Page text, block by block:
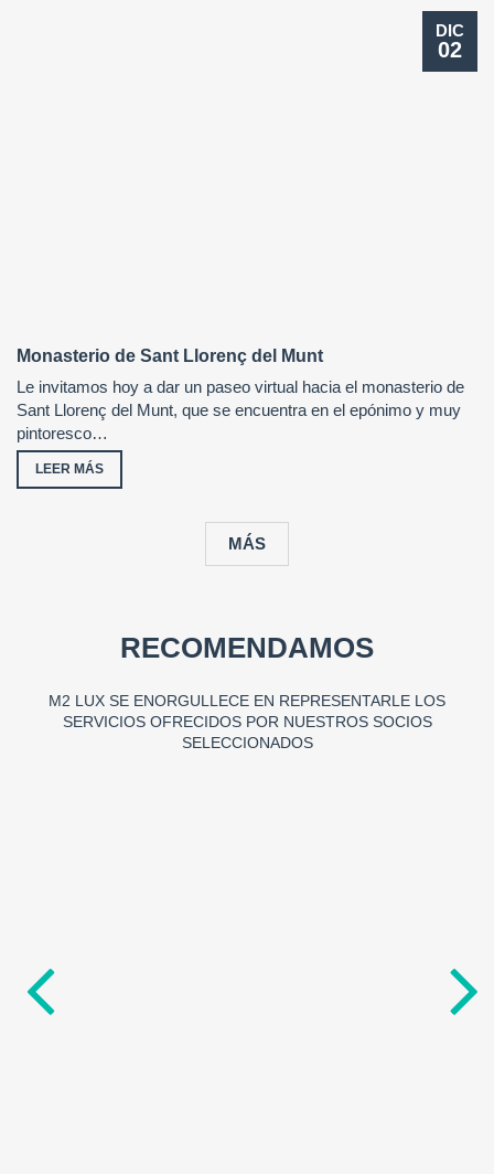
DIC
02
Monasterio de Sant Llorenç del Munt
Le invitamos hoy a dar un paseo virtual hacia el monasterio de
Sant Llorenç del Munt, que se encuentra en el epónimo y muy
pintoresco…
LEER MÁS
MÁS
RECOMENDAMOS
M2 LUX SE ENORGULLECE EN REPRESENTARLE LOS
SERVICIOS OFRECIDOS POR NUESTROS SOCIOS
SELECCIONADOS